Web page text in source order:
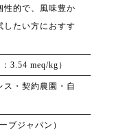
性的で、風味豊か
したい方におすす
3.54 meq/kg）
・契約農園・自
ブジャパン）